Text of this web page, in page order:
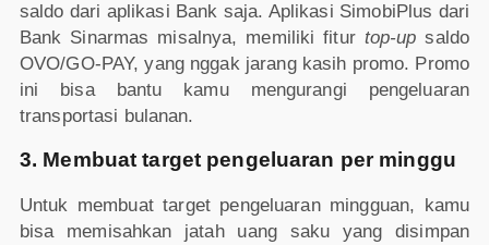
saldo dari aplikasi Bank saja. Aplikasi SimobiPlus dari
Bank Sinarmas misalnya, memiliki fitur top-up saldo
OVO/GO-PAY, yang nggak jarang kasih promo. Promo
ini bisa bantu kamu mengurangi pengeluaran
transportasi bulanan.
3. Membuat target pengeluaran per minggu
Untuk membuat target pengeluaran mingguan, kamu
bisa memisahkan jatah uang saku yang disimpan